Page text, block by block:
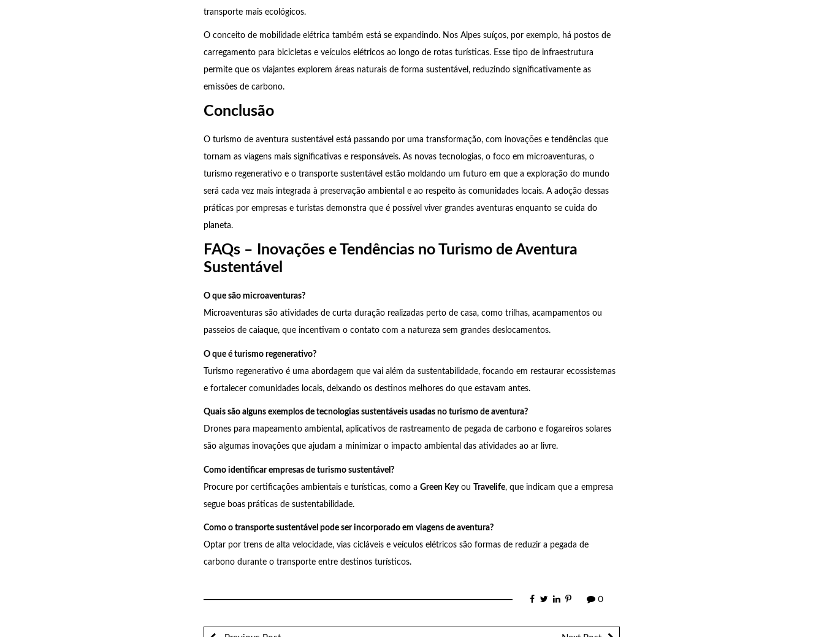
transporte mais ecológicos.
O conceito de mobilidade elétrica também está se expandindo. Nos Alpes suíços, por exemplo, há postos de
carregamento para bicicletas e veículos elétricos ao longo de rotas turísticas. Esse tipo de infraestrutura
permite que os viajantes explorem áreas naturais de forma sustentável, reduzindo significativamente as
emissões de carbono.
Conclusão
O turismo de aventura sustentável está passando por uma transformação, com inovações e tendências que
tornam as viagens mais significativas e responsáveis. As novas tecnologias, o foco em microaventuras, o
turismo regenerativo e o transporte sustentável estão moldando um futuro em que a exploração do mundo
será cada vez mais integrada à preservação ambiental e ao respeito às comunidades locais. A adoção dessas
práticas por empresas e turistas demonstra que é possível viver grandes aventuras enquanto se cuida do
planeta.
FAQs – Inovações e Tendências no Turismo de Aventura
Sustentável
O que são microaventuras?
Microaventuras são atividades de curta duração realizadas perto de casa, como trilhas, acampamentos ou
passeios de caiaque, que incentivam o contato com a natureza sem grandes deslocamentos.
O que é turismo regenerativo?
Turismo regenerativo é uma abordagem que vai além da sustentabilidade, focando em restaurar ecossistemas
e fortalecer comunidades locais, deixando os destinos melhores do que estavam antes.
Quais são alguns exemplos de tecnologias sustentáveis usadas no turismo de aventura?
Drones para mapeamento ambiental, aplicativos de rastreamento de pegada de carbono e fogareiros solares
são algumas inovações que ajudam a minimizar o impacto ambiental das atividades ao ar livre.
Como identificar empresas de turismo sustentável?
Procure por certificações ambientais e turísticas, como aGreen KeyouTravelife, que indicam que a empresa
segue boas práticas de sustentabilidade.
Como o transporte sustentável pode ser incorporado em viagens de aventura?
Optar por trens de alta velocidade, vias cicláveis e veículos elétricos são formas de reduzir a pegada de
carbono durante o transporte entre destinos turísticos.
0